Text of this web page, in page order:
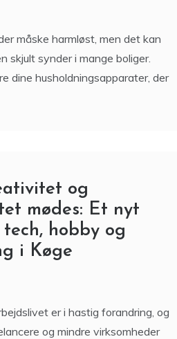
måske harmløst, men det kan
skjult synder i mange boliger.
dine husholdningsapparater, der
og
mødes: Et nyt
hobby og
i Køge
er i hastig forandring, og
og mindre virksomheder